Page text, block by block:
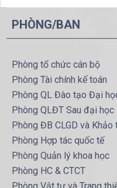
PHÒNG/BAN
Phòng tổ chức cán bộ
Phòng Tài chính kế toán
Phòng QL Đào tạo Đại
Phòng QLĐT Sau đại học
Phòng ĐB CLGD và Khảo
Phòng Hợp tác quốc tế
Phòng Quản lý khoa học
Phòng HC & CTCT